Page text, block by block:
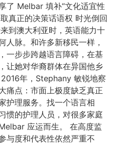
了 Melbar 填补“文化适宜性
真正的决策话语权 时光倒回
到澳大利亚时，英语能力十
人脉。和许多新移民一样，
一步步跨越语言障碍，在基
让她对华裔群体在异国他乡
年，Stephany 敏锐地察
痛点：市面上极度缺乏真正
护理服务。找一个语言相
惯的护理人员，对很多家庭
应运而生。 在高度监
与度和代表性依然严重不